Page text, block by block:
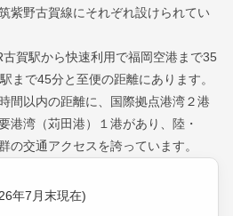
紫野古賀線にそれぞれ設けられてい
賀駅から快速利用で福岡空港まで35
まで45分と至便の距離にあります。
間以内の距離に、国際拠点港湾２港
港湾（苅田港）１港があり、陸・
の交通アクセスを誇っています。
年7月末現在)